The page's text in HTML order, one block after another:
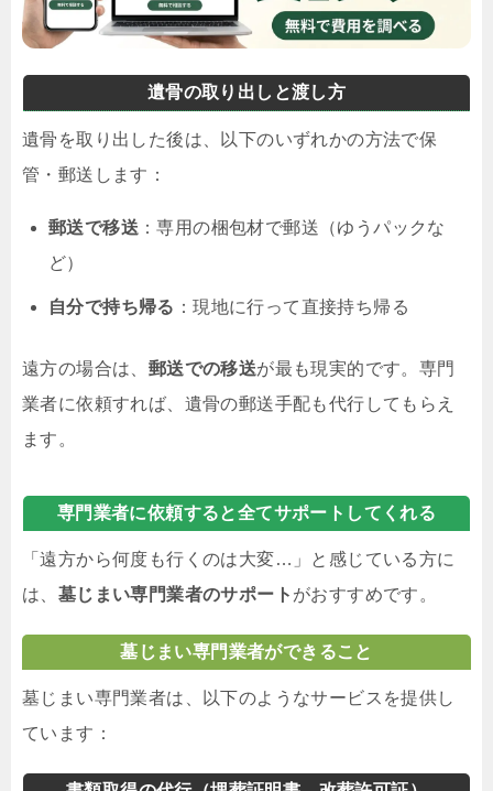
遺骨の取り出しと渡し方
遺骨を取り出した後は、以下のいずれかの方法で保
管・郵送します：
郵送で移送 ：専用の梱包材で郵送（ゆうパックな
ど）
自分で持ち帰る ：現地に行って直接持ち帰る
遠方の場合は、 郵送での移送が最も現実的です。専門
業者に依頼すれば、遺骨の郵送手配も代行してもらえ
ます。
専門業者に依頼すると全てサポートしてくれる
「遠方から何度も行くのは大変…」と感じている方に
は、 墓じまい専門業者のサポート がおすすめです。
墓じまい専門業者ができること
墓じまい専門業者は、以下のようなサービスを提供し
ています：